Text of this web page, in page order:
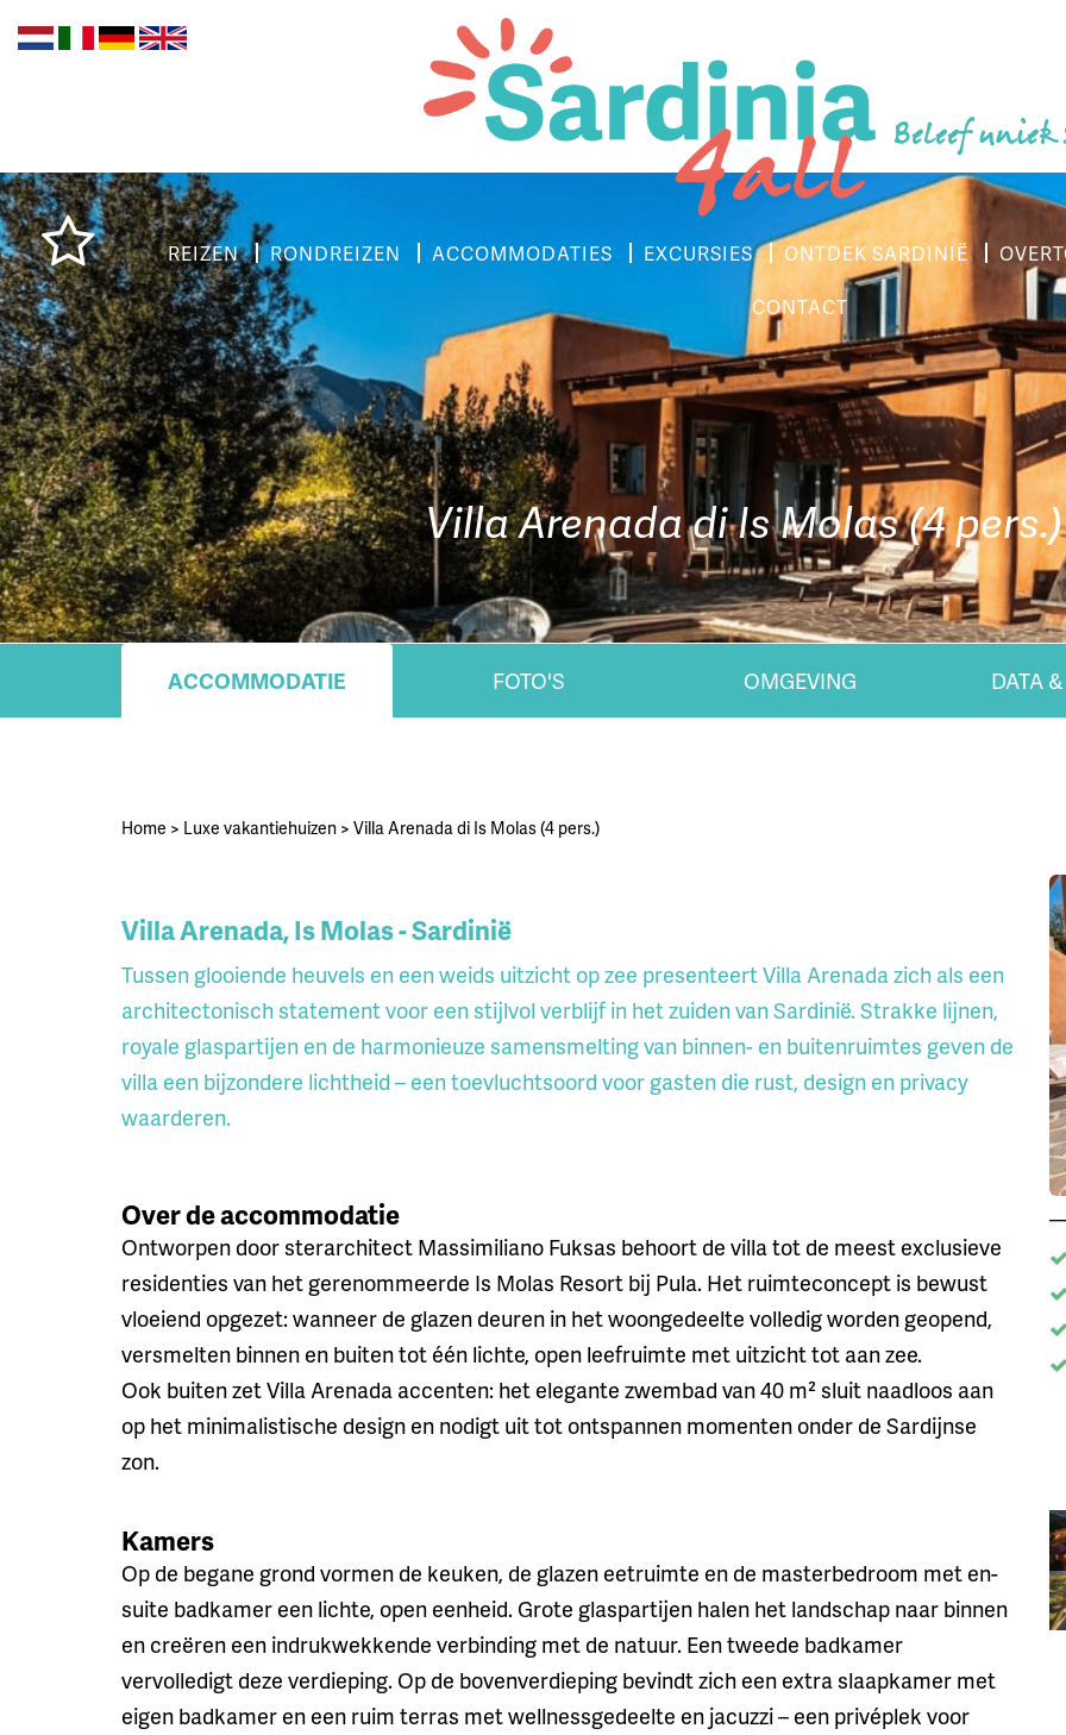
Beleef
REIZEN RONDREIZEN ACCOMMODATIES EXCURSIES ONTDEK SARDINIË
CONTACT
Villa Arenada di Is Molas (4 pers.)
ACCOMMODATIE FOTO'S OMGEVING DATA
Home > Luxe vakantiehuizen > Villa Arenada di Is Molas (4 pers.)
Villa Arenada, Is Molas - Sardinië
Tussen glooiende heuvels en een weids uitzicht op zee presenteert Villa Arenada zich als een
architectonisch statement voor een stijlvol verblijf in het zuiden van Sardinië. Strakke lijnen,
royale glaspartijen en de harmonieuze samensmelting van binnen- en buitenruimtes geven de
villa een bijzondere lichtheid – een toevluchtsoord voor gasten die rust, design en privacy
waarderen.
Over de accommodatie
Ontworpen door sterarchitect Massimiliano Fuksas behoort de villa tot de meest exclusieve
residenties van het gerenommeerde Is Molas Resort bij Pula. Het ruimteconcept is bewust
vloeiend opgezet: wanneer de glazen deuren in het woongedeelte volledig worden geopend,
versmelten binnen en buiten tot één lichte, open leefruimte met uitzicht tot aan zee.
Ook buiten zet Villa Arenada accenten: het elegante zwembad van 40 m² sluit naadloos aan
op het minimalistische design en nodigt uit tot ontspannen momenten onder de Sardijnse
zon.
Kamers
Op de begane grond vormen de keuken, de glazen eetruimte en de masterbedroom met en-
suite badkamer een lichte, open eenheid. Grote glaspartijen halen het landschap naar binnen
en creëren een indrukwekkende verbinding met de natuur. Een tweede badkamer
vervolledigt deze verdieping. Op de bovenverdieping bevindt zich een extra slaapkamer met
eigen badkamer en een ruim terras met wellnessgedeelte en jacuzzi – een privéplek voor